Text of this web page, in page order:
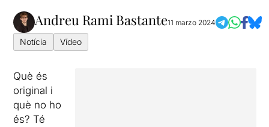
Andreu Rami Bastante11 marzo 2024
Notícia Vídeo
Què és
original i
què no ho
és? Té